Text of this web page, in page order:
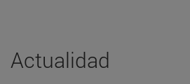
Actualidad